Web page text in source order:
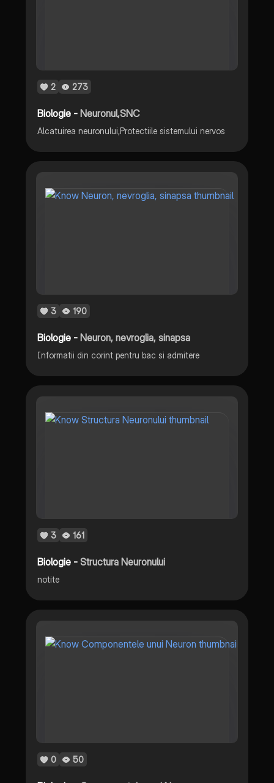
2 273
Biologie -Neuronul,SNC
Alcatuirea neuronului,Protectiile sistemului nervos
3 190
Biologie -Neuron, nevroglia, sinapsa
Informatii din corint pentru bac si admitere
3 161
Biologie -Structura Neuronului
notite
0 50